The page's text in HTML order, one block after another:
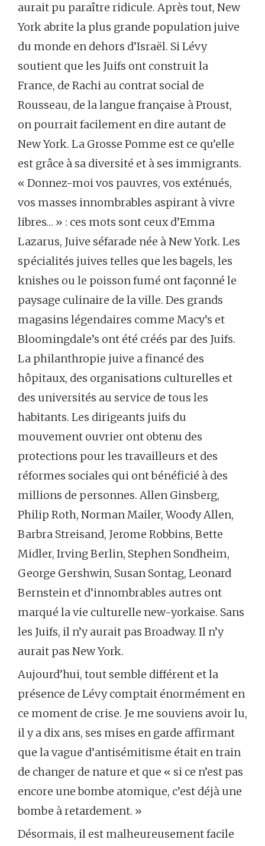
aurait pu paraître ridicule. Après tout, New
York abrite la plus grande population juive
du monde en dehors d’Israël. Si Lévy
soutient que les Juifs ont construit la
France, de Rachi au contrat social de
Rousseau, de la langue française à Proust,
on pourrait facilement en dire autant de
New York. La Grosse Pomme est ce qu’elle
est grâce à sa diversité et à ses immigrants.
« Donnez-moi vos pauvres, vos exténués,
vos masses innombrables aspirant à vivre
libres… » : ces mots sont ceux d’Emma
Lazarus, Juive séfarade née à New York. Les
spécialités juives telles que les bagels, les
knishes ou le poisson fumé ont façonné le
paysage culinaire de la ville. Des grands
magasins légendaires comme Macy’s et
Bloomingdale’s ont été créés par des Juifs.
La philanthropie juive a financé des
hôpitaux, des organisations culturelles et
des universités au service de tous les
habitants. Les dirigeants juifs du
mouvement ouvrier ont obtenu des
protections pour les travailleurs et des
réformes sociales qui ont bénéficié à des
millions de personnes. Allen Ginsberg,
Philip Roth, Norman Mailer, Woody Allen,
Barbra Streisand, Jerome Robbins, Bette
Midler, Irving Berlin, Stephen Sondheim,
George Gershwin, Susan Sontag, Leonard
Bernstein et d’innombrables autres ont
marqué la vie culturelle new-yorkaise. Sans
les Juifs, il n’y aurait pas Broadway. Il n’y
aurait pas New York.
Aujourd’hui, tout semble différent et la
présence de Lévy comptait énormément en
ce moment de crise. Je me souviens avoir lu,
il y a dix ans, ses mises en garde affirmant
que la vague d’antisémitisme était en train
de changer de nature et que « si ce n’est pas
encore une bombe atomique, c’est déjà une
bombe à retardement. »
Désormais, il est malheureusement facile